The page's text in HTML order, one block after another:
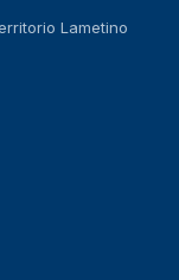
Lametino